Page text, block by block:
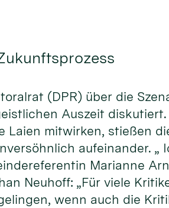
(DPR) über die
Auszeit
Laien mitwirken, stießen
aufeinander. „
Marianne
Neuhoff: „Für viele
wenn auch die